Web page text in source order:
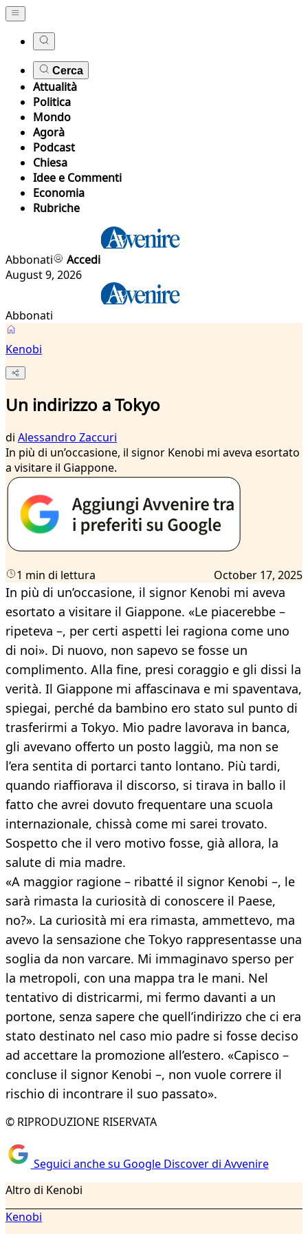
Cerca
Attualità
Politica
Mondo
Agorà
Podcast
Chiesa
Idee e Commenti
Economia
Rubriche
Abbonati
Accedi
August 9, 2026
Abbonati
Kenobi
Un indirizzo a Tokyo
di Alessandro Zaccuri
In più di un’occasione, il signor Kenobi mi aveva esortato
a visitare il Giappone.
1 min di lettura October 17, 2025
In più di un’occasione, il signor Kenobi mi aveva
esortato a visitare il Giappone. «Le piacerebbe –
ripeteva –, per certi aspetti lei ragiona come uno
di noi». Di nuovo, non sapevo se fosse un
complimento. Alla fine, presi coraggio e gli dissi la
verità. Il Giappone mi affascinava e mi spaventava,
spiegai, perché da bambino ero stato sul punto di
trasferirmi a Tokyo. Mio padre lavorava in banca,
gli avevano offerto un posto laggiù, ma non se
l’era sentita di portarci tanto lontano. Più tardi,
quando riaffiorava il discorso, si tirava in ballo il
fatto che avrei dovuto frequentare una scuola
internazionale, chissà come mi sarei trovato.
Sospetto che il vero motivo fosse, già allora, la
salute di mia madre.
«A maggior ragione – ribatté il signor Kenobi –, le
sarà rimasta la curiosità di conoscere il Paese,
no?». La curiosità mi era rimasta, ammettevo, ma
avevo la sensazione che Tokyo rappresentasse una
soglia da non varcare. Mi immaginavo sperso per
la metropoli, con una mappa tra le mani. Nel
tentativo di districarmi, mi fermo davanti a un
portone, senza sapere che quell’indirizzo che ci era
stato destinato nel caso mio padre si fosse deciso
ad accettare la promozione all’estero. «Capisco –
concluse il signor Kenobi –, non vuole correre il
rischio di incontrare il suo passato».
© RIPRODUZIONE RISERVATA
Seguici anche su Google Discover di Avvenire
Altro di Kenobi
Kenobi